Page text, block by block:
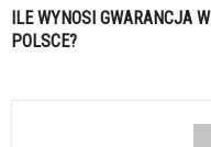
ILE WYNOSI GWARANCJA W
POLSCE?